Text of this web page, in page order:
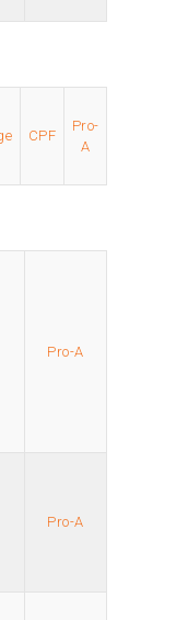
CPF
Pro-
A
Pro-A
Pro-A